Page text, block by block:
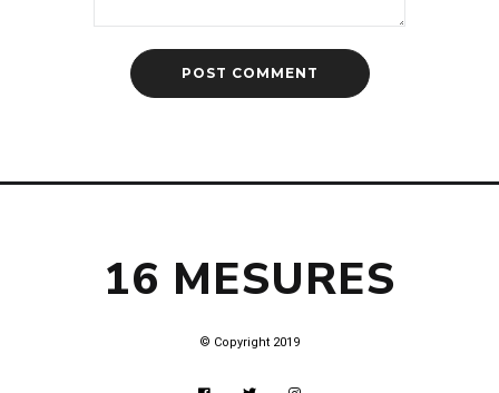
© Copyright 2019
16 MESURES